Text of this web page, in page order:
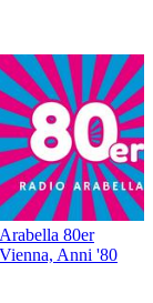
Arabella 80er
Vienna, Anni '80